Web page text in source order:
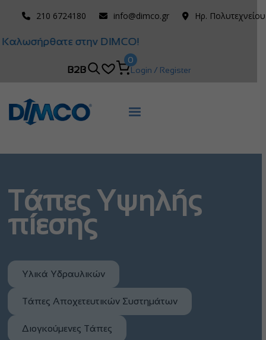
210 6724180 info@dimco.gr Ηρ.
Καλωσήρθατε στην DIMCO!
B2B
0
Login / Register
Τάπες Υψηλής
πίεσης
Υλικά Υδραυλικών
Τάπες Αποχετευτικών Συστημάτων
Διογκούμενες Τάπες